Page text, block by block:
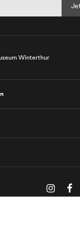
Winterthur